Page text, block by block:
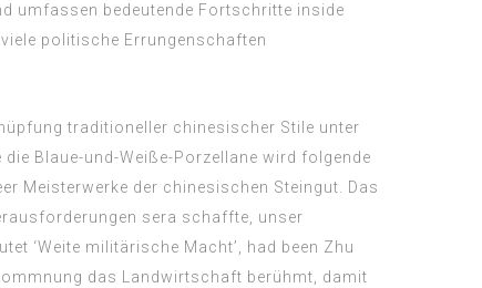
umfassen bedeutende Fortschritte inside
politische Errungenschaften
traditioneller chinesischer Stile unter
Blaue-und-Weiße-Porzellane wird folgende
Meisterwerke der chinesischen Steingut. Das
sera schaffte, unser
‘Weite militärische Macht’, had been Zhu
das Landwirtschaft berühmt, damit